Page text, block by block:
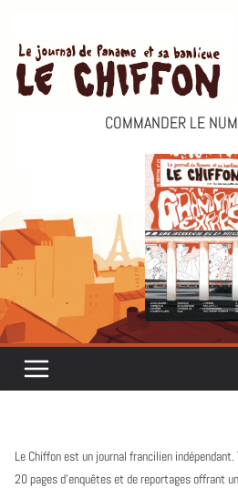
contenu
COMMANDER LE
Le Chiffon est un journal francilien
20 pages d’enquêtes et de reportages offrant